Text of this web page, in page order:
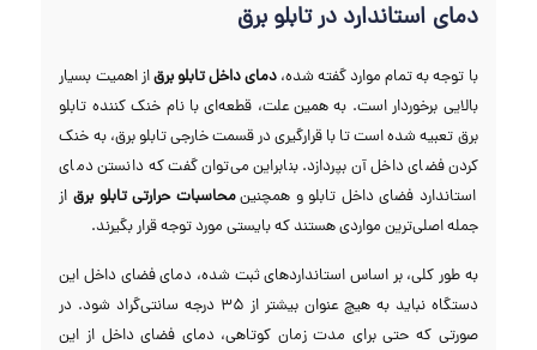
دمای استاندارد در تابلو برق
با توجه به تمام موارد گفته شده،دمای داخل تابلو برقاز اهمیت بسیار
بالایی برخوردار است. به همین علت، قطعه‌ای با نام خنک کننده تابلو
برق تعبیه شده است تا با قرارگیری در قسمت خارجی تابلو برق، به خنک
کردن فضای داخل آن بپردازد. بنابراین می‌توان گفت که دانستن دمای
استاندارد فضای داخل تابلو و همچنینمحاسبات حرارتی تابلو برقاز
جمله اصلی‌ترین مواردی هستند که بایستی مورد توجه قرار بگیرند.
به طور کلی، بر اساس استاندارد‌های ثبت شده، دمای فضای داخل این
دستگاه نباید به هیچ عنوان بیشتر از ۳۵ درجه سانتی‌گراد شود. در
صورتی که حتی برای مدت زمان کوتاهی، دمای فضای داخل از این